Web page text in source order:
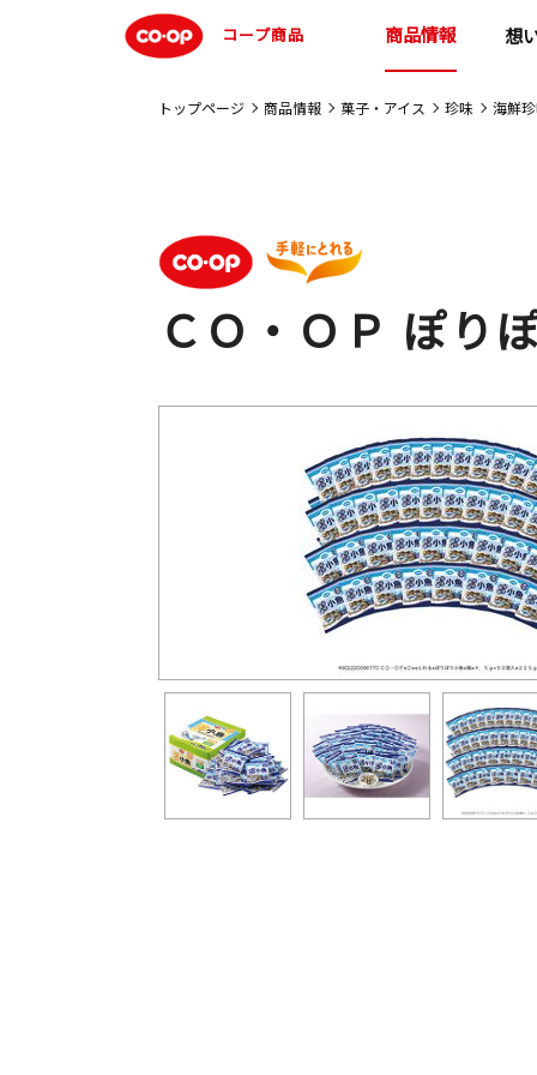
コープ商品 商品情報 想
トップページ 商品情報 菓子・アイス 珍味 海鮮
ＣＯ・ＯＰ ぽり